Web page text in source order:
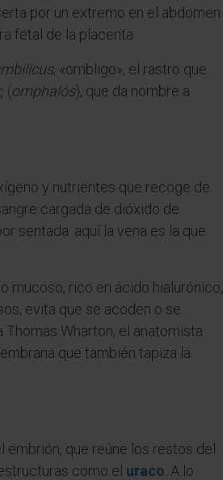
por un extremo en el abdomen
fetal de la placenta.
, «ombligo», el rastro que
(omphalós), que da nombre a
y nutrientes que recoge de
cargada de dióxido de
sentada: aquí la vena es la que
mucoso, rico en ácido hialurónico,
evita que se acoden o se
Wharton, el anatomista
que también tapiza la
que reúne los restos del
como el uraco . A lo